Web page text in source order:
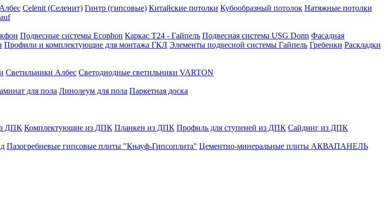
Албес Celenit (Селенит) Гинтр (гипсовые) Китайские потолки Кубообразный потолок Натяжные потолки
Подвесные системы Ecophon Каркас Т24 - Гайпель Подвесная система USG Donn Фасадная
Профили и комплектующие для монтажа ГКЛ Элементы подвесной системы Гайпель Гребенки Раскладки
Светильники Албес Светодиодные светильники VARTON
для пола Линолеум для пола Паркетная доска
ДПК Комплектующие из ДПК Планкен из ДПК Профиль для ступеней из ДПК Сайдинг из ДПК
Пазогребневые гипсовые плиты "Кнауф-Гипсоплита" Цементно-минеральные плиты АКВАПАНЕЛЬ